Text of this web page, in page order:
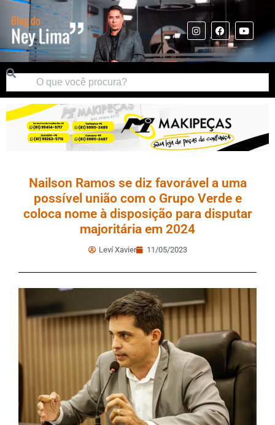
Nailson Ramos se diz favorável a uma
possível união com o Grupo Verde e
coloca nome à disposição para disputar
majoritária em 2024
Leví Xavier 11/05/2023